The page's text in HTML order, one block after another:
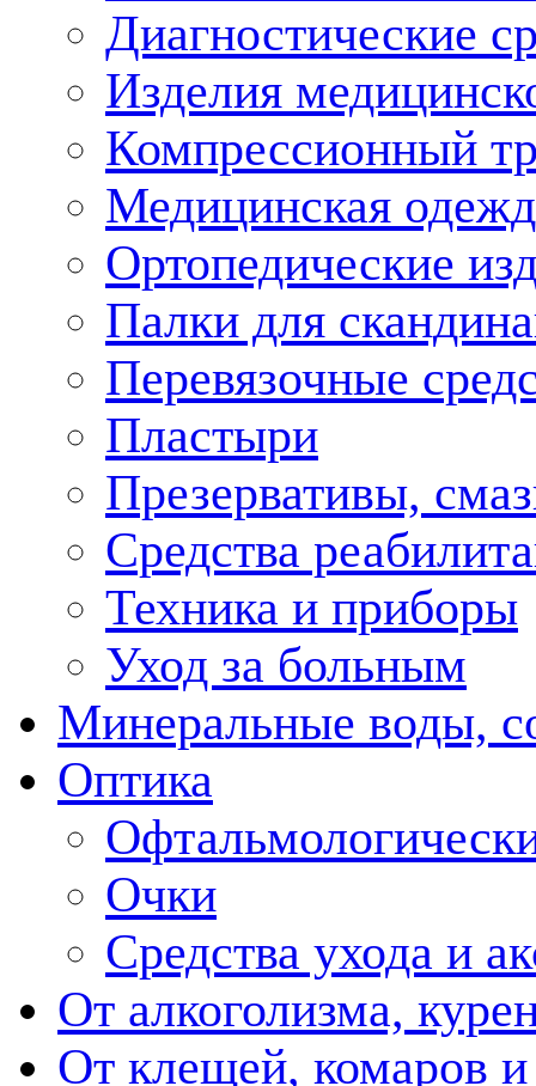
Диагностические
Изделия
Компрессионный
Медицинская
Ортопедические
Палки для
Перевязочные
Пластыри
Презервативы,
Средства
Техника и приборы
Уход за больным
Минеральные воды,
Оптика
Очки
Средства ухода и
От алкоголизма,
От клещей, комаров